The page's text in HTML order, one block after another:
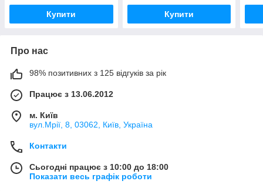
Купити Купити
Про нас
98% позитивних з 125 відгуків за рік
Працює з 13.06.2012
м. Київ
вул.Мрії, 8, 03062, Київ, Україна
Контакти
Сьогодні працює з 10:00 до 18:00
Показати весь графік роботи